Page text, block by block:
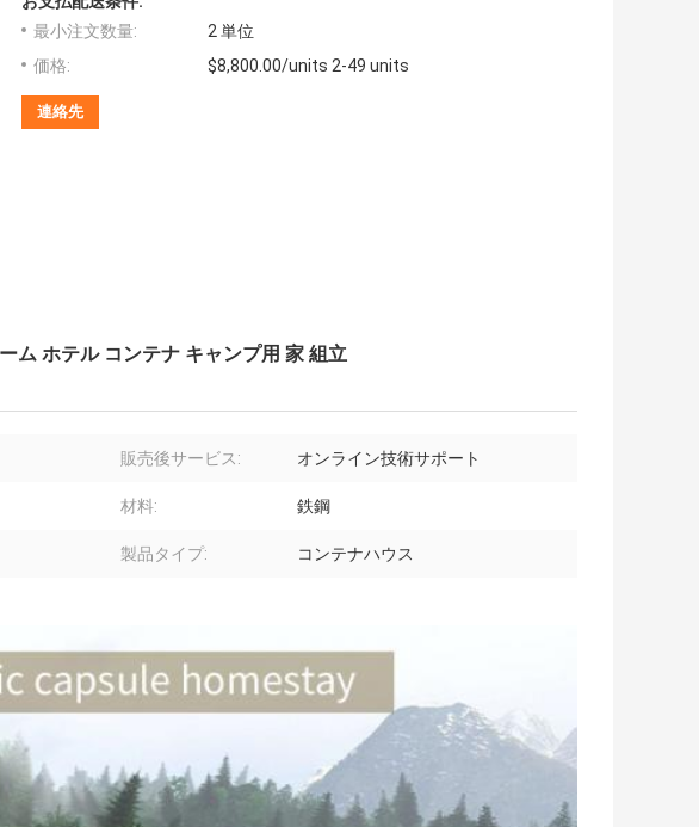
最小注文数量:
2 単位
価格:
$8,800.00/units 2-49 units
連絡先
ム ホテル コンテナ キャンプ用 家 組立
販売後サービス: オンライン技術サポート
材料: 鉄鋼
製品タイプ: コンテナハウス